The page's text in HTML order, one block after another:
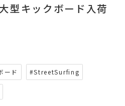
型キックボード入荷
ード #StreetSurfing